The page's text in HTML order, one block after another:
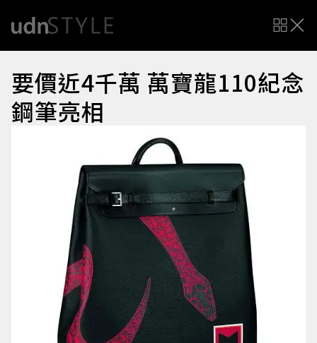
要價近4千萬 萬寶龍110紀念
鋼筆亮相